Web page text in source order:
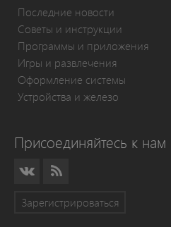
Последние новости
Советы и инструкции
Программы и приложения
Игры и развлечения
Оформление системы
Устройства и железо
Присоединяйтесь к нам
Зарегистрироваться